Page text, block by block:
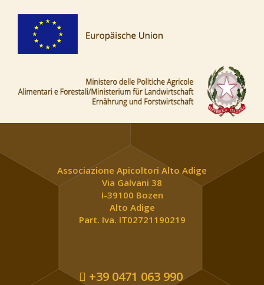
Associazione Apicoltori Alto Adige
Via Galvani 38
I-39100 Bozen
Alto Adige
Part. Iva. IT02721190219
+39 0471 063 990